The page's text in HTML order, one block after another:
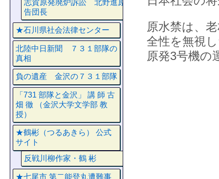
原水禁は、
全性を無視
原発3号機の
志賀原発廃炉訴訟 北野進原
告団長
★石川県社会法律センター
北陸中日新聞 ７３１部隊の
真相
負の遺産 金沢の７３１部隊
「731 部隊と金沢」 講 師 古
畑 徹 （金沢大学文学部 教
授）
★鶴彬（つるあきら） 公式
サイト
反戦川柳作家・鶴 彬
★七尾市 第二能登丸遭難事